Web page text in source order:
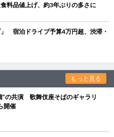
料品値上げ、約3年ぶりの多さに
宿泊ドライブ予算4万円超、渋滞・
もっと見る
”の共演 歌舞伎座そばのギャラリ
開催